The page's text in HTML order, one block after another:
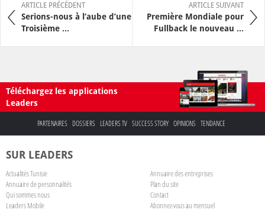
ARTICLE PRÉCÉDENT
Serions-nous à l’aube d’une
Troisième ...
ARTICLE SUIVANT
Première Mondiale pour
Fullback le nouveau ...
Téléchargez les applications
Leaders
PARTENAIRES DOSSIERS LEADERS TV SUCCESS STORY OPINIONS TENDANCE
SUR LEADERS
Actualités Tunisie
Annuaire des entreprises
Annuaire de personnalités
Plan du site
Qui sommes nous
Contact
Leaders Mobile
Abonnez-vous au mensuel